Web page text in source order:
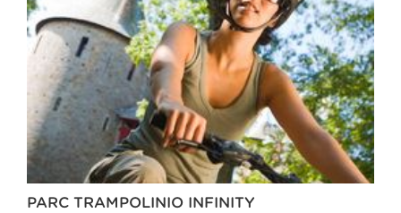
PARC TRAMPOLINIO INFINITY